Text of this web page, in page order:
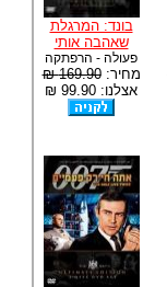
בונד: המרגלת
שאהבה אותי
פעולה - הרפתקה
מחיר:169.90 ₪
אצלנו: 99.90 ₪